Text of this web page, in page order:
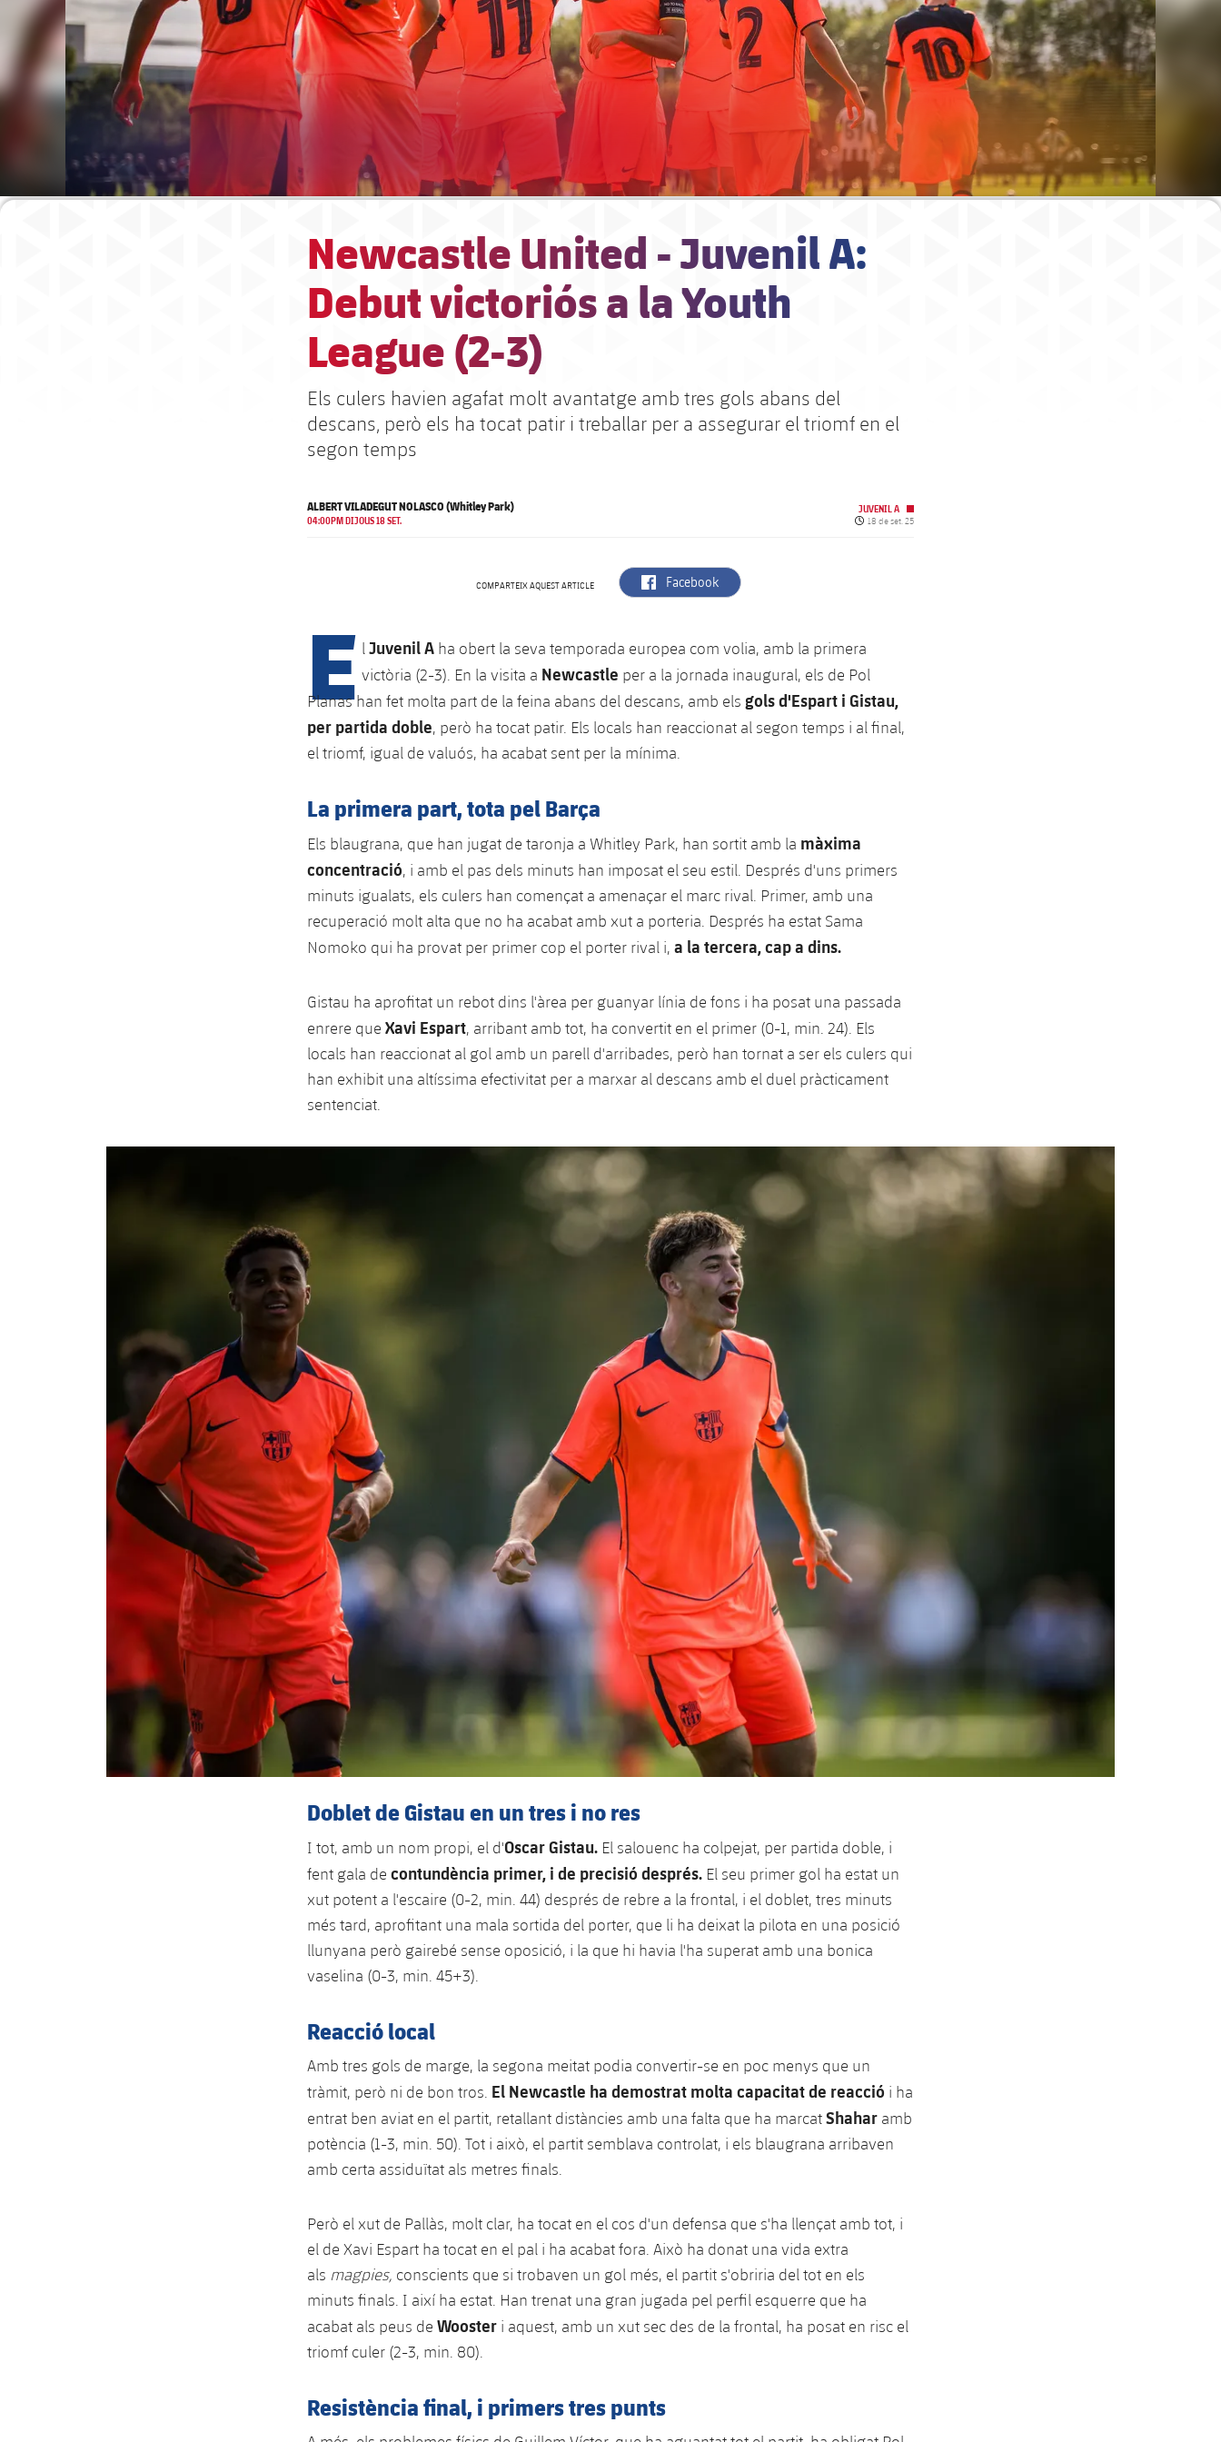
Newcastle United - Juvenil A:
Debut victoriós a la Youth
League (2-3)
Els culers havien agafat molt avantatge amb tres gols abans del
descans, però els ha tocat patir i treballar per a assegurar el triomf en el
segon temps
ALBERT VILADEGUT NOLASCO (Whitley Park)
04:00PM DIJOUS 18 SET.
JUVENIL A
Data de publicació
18 de set. 25
COMPARTEIX AQUEST ARTICLE label.aria.facebook
Facebook
E lJuvenil A ha obert la seva temporada europea com volia, amb la primera
victòria (2-3). En la visita a Newcastle per a la jornada inaugural, els de Pol
Planas han fet molta part de la feina abans del descans, amb els gols d'Espart i Gistau,
per partida doble, però ha tocat patir. Els locals han reaccionat al segon temps i al final,
el triomf, igual de valuós, ha acabat sent per la mínima.
La primera part, tota pel Barça
Els blaugrana, que han jugat de taronja a Whitley Park, han sortit amb la màxima
concentració, i amb el pas dels minuts han imposat el seu estil. Després d'uns primers
minuts igualats, els culers han començat a amenaçar el marc rival. Primer, amb una
recuperació molt alta que no ha acabat amb xut a porteria. Després ha estat Sama
Nomoko qui ha provat per primer cop el porter rival i, a la tercera, cap a dins.
Gistau ha aprofitat un rebot dins l'àrea per guanyar línia de fons i ha posat una passada
enrere que Xavi Espart, arribant amb tot, ha convertit en el primer (0-1, min. 24). Els
locals han reaccionat al gol amb un parell d'arribades, però han tornat a ser els culers qui
han exhibit una altíssima efectivitat per a marxar al descans amb el duel pràcticament
sentenciat.
Doblet de Gistau en un tres i no res
I tot, amb un nom propi, el d'Oscar Gistau. El salouenc ha colpejat, per partida doble, i
fent gala de contundència primer, i de precisió després. El seu primer gol ha estat un
xut potent a l'escaire (0-2, min. 44) després de rebre a la frontal, i el doblet, tres minuts
més tard, aprofitant una mala sortida del porter, que li ha deixat la pilota en una posició
llunyana però gairebé sense oposició, i la que hi havia l'ha superat amb una bonica
vaselina (0-3, min. 45+3).
Reacció local
Amb tres gols de marge, la segona meitat podia convertir-se en poc menys que un
tràmit, però ni de bon tros. El Newcastle ha demostrat molta capacitat de reacció i ha
entrat ben aviat en el partit, retallant distàncies amb una falta que ha marcatShahar amb
potència (1-3, min. 50). Tot i això, el partit semblava controlat, i els blaugrana arribaven
amb certa assiduïtat als metres finals.
Però el xut de Pallàs, molt clar, ha tocat en el cos d'un defensa que s'ha llençat amb tot, i
el de Xavi Espart ha tocat en el pal i ha acabat fora. Això ha donat una vida extra
als magpies, conscients que si trobaven un gol més, el partit s'obriria del tot en els
minuts finals. I així ha estat. Han trenat una gran jugada pel perfil esquerre que ha
acabat als peus de Wooster i aquest, amb un xut sec des de la frontal, ha posat en risc el
triomf culer (2-3, min. 80).
Resistència final, i primers tres punts